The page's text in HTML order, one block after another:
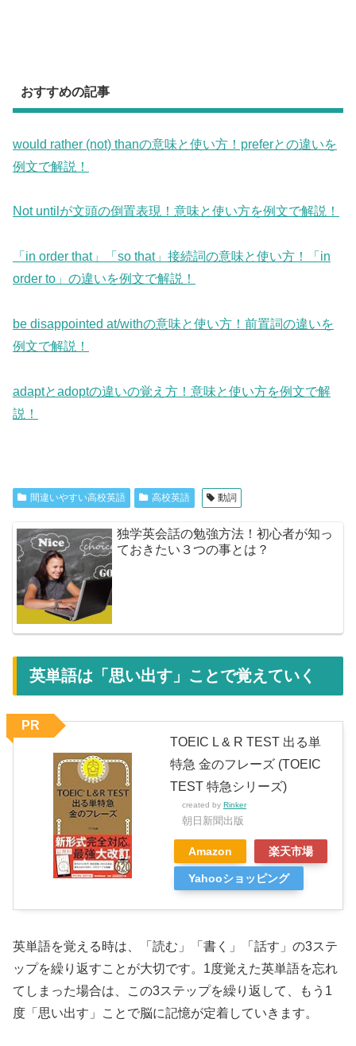
おすすめの記事
would rather (not) thanの意味と使い方！preferとの違いを
例文で解説！
Not untilが文頭の倒置表現！意味と使い方を例文で解説！
「in order that」「so that」接続詞の意味と使い方！「in
order to」の違いを例文で解説！
be disappointed at/withの意味と使い方！前置詞の違いを
例文で解説！
adaptとadoptの違いの覚え方！意味と使い方を例文で解
説！
間違いやすい高校英語 高校英語 動詞
独学英会話の勉強方法！初心者が知っ
ておきたい３つの事とは？
英単語は「思い出す」ことで覚えていく
TOEIC L & R TEST 出る単
特急 金のフレーズ (TOEIC
TEST 特急シリーズ)
created by Rinker
朝日新聞出版
Amazon 楽天市場
Yahooショッピング
PR
英単語を覚える時は、「読む」「書く」「話す」の3ステ
ップを繰り返すことが大切です。1度覚えた英単語を忘れ
てしまった場合は、この3ステップを繰り返して、もう1
度「思い出す」ことで脳に記憶が定着していきます。